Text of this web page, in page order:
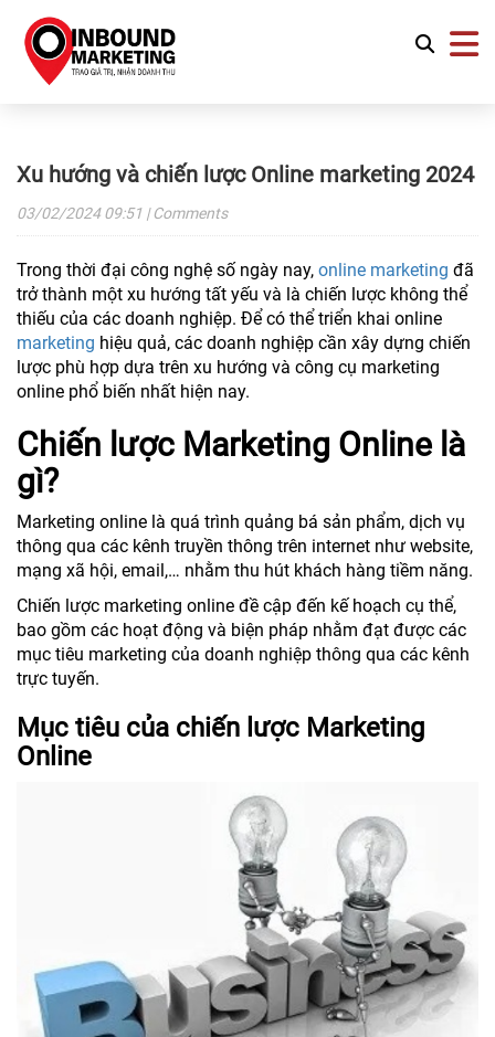
Xu hướng và chiến lược Online marketing 2024
03/02/202409:51 | Comments
Trong thời đại công nghệ số ngày nay, online marketing đã
trở thành một xu hướng tất yếu và là chiến lược không thể
thiếu của các doanh nghiệp. Để có thể triển khai online
marketing hiệu quả, các doanh nghiệp cần xây dựng chiến
lược phù hợp dựa trên xu hướng và công cụ marketing
online phổ biến nhất hiện nay.
Chiến lược Marketing Online là
gì?
Marketing online là quá trình quảng bá sản phẩm, dịch vụ
thông qua các kênh truyền thông trên internet như website,
mạng xã hội, email,… nhằm thu hút khách hàng tiềm năng.
Chiến lược marketing online đề cập đến kế hoạch cụ thể,
bao gồm các hoạt động và biện pháp nhằm đạt được các
mục tiêu marketing của doanh nghiệp thông qua các kênh
trực tuyến.
Mục tiêu của chiến lược Marketing
Online